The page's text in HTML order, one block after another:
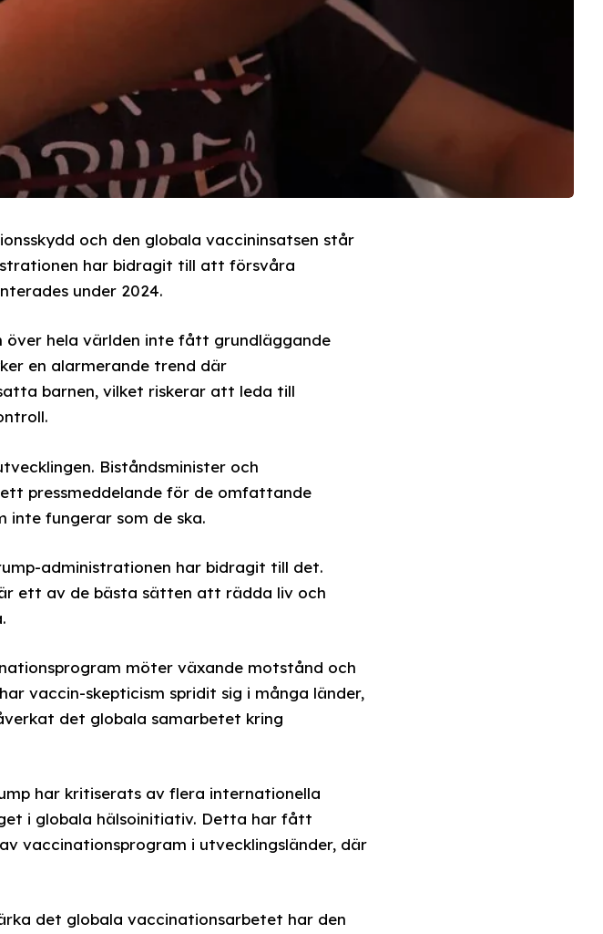
och den globala vaccininsatsen står
har bidragit till att försvåra
under 2024.
över hela världen inte fått grundläggande
en alarmerande trend där
barnen, vilket riskerar att leda till
Biståndsminister och
pressmeddelande för de omfattande
inte fungerar som de ska.
administrationen har bidragit till det.
ett av de bästa sätten att rädda liv och
möter växande motstånd och
vaccin-skepticism spridit sig i många länder,
det globala samarbetet kring
har kritiserats av flera internationella
i globala hälsoinitiativ. Detta har fått
vaccinationsprogram i utvecklingsländer, där
det globala vaccinationsarbetet har den